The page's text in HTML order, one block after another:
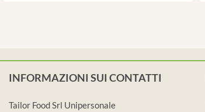
INFORMAZIONI SUI CONTATTI
Tailor Food Srl Unipersonale